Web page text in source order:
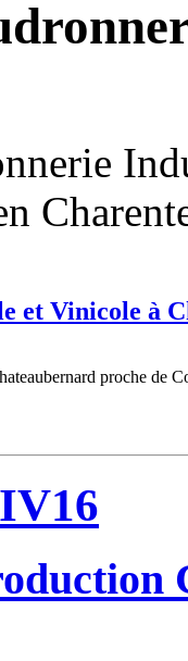
et Vinicole à
proche de